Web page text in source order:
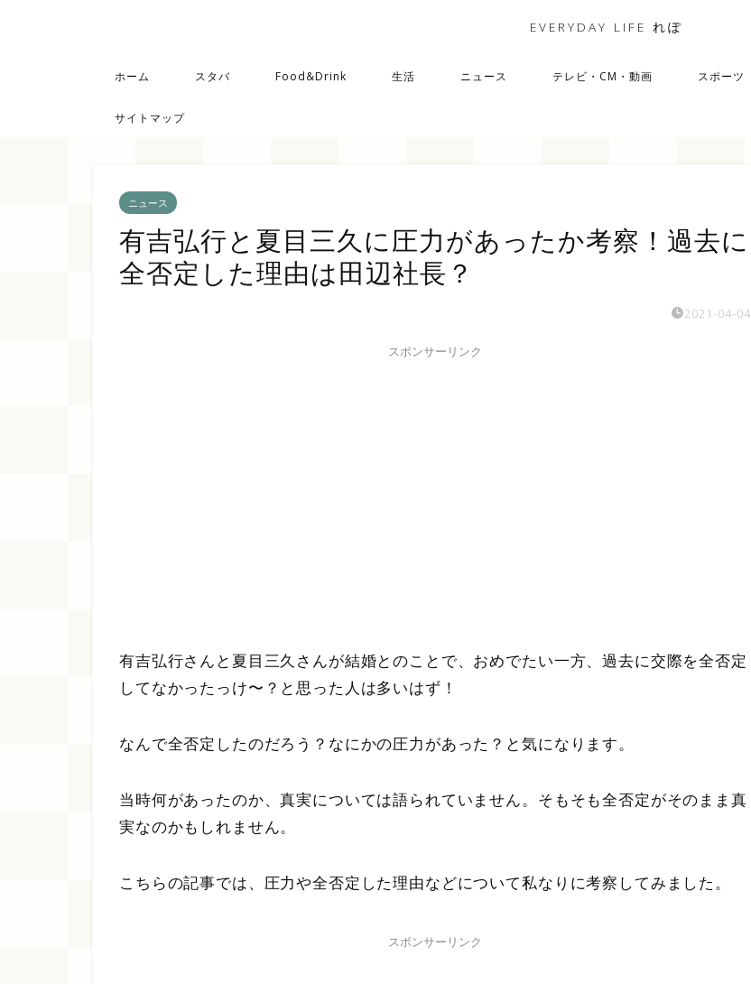
EVERYDAY LIFE れぽ
ホーム スタバ Food&Drink 生活 ニュース テレビ・CM・動画 スポーツ
サイトマップ
ニュース
有吉弘行と夏目三久に圧力があったか考察！過去に
全否定した理由は田辺社長？
2021-04-04
スポンサーリンク
有吉弘行さんと夏目三久さんが結婚とのことで、おめでたい一方、過去に交際を全否定
してなかったっけ〜？と思った人は多いはず！
なんで全否定したのだろう？なにかの圧力があった？と気になります。
当時何があったのか、真実については語られていません。そもそも全否定がそのまま真
実なのかもしれません。
こちらの記事では、圧力や全否定した理由などについて私なりに考察してみました。
スポンサーリンク